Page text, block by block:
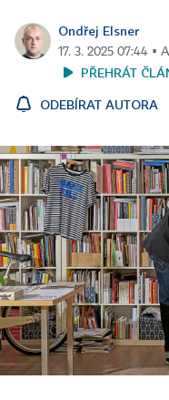
Ondřej Elsner
17. 3. 2025 07:44 ▪
PŘEHRÁT
ODEBÍRAT AUTORA